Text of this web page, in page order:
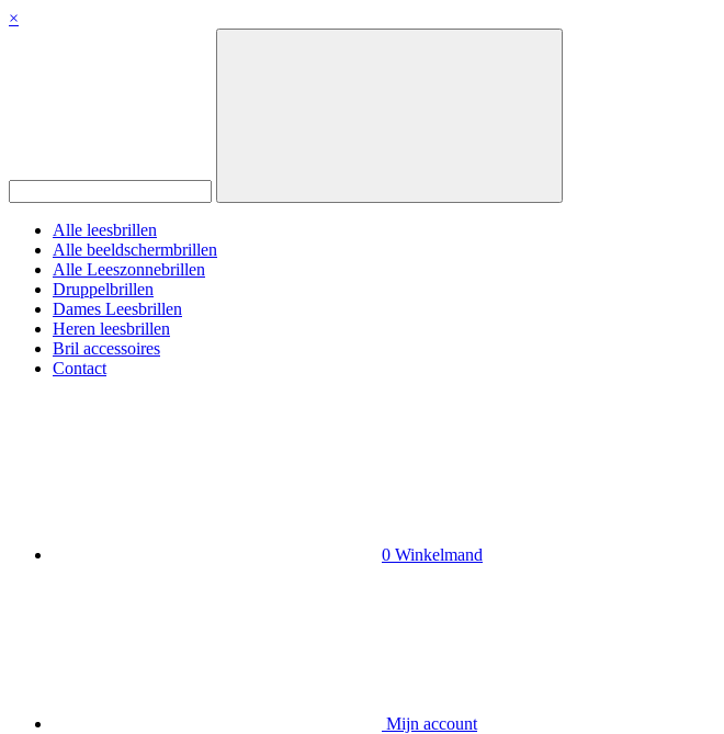
×
Alle leesbrillen
Alle beeldschermbrillen
Alle Leeszonnebrillen
Druppelbrillen
Dames Leesbrillen
Heren leesbrillen
Bril accessoires
Contact
0 Winkelmand
Mijn account